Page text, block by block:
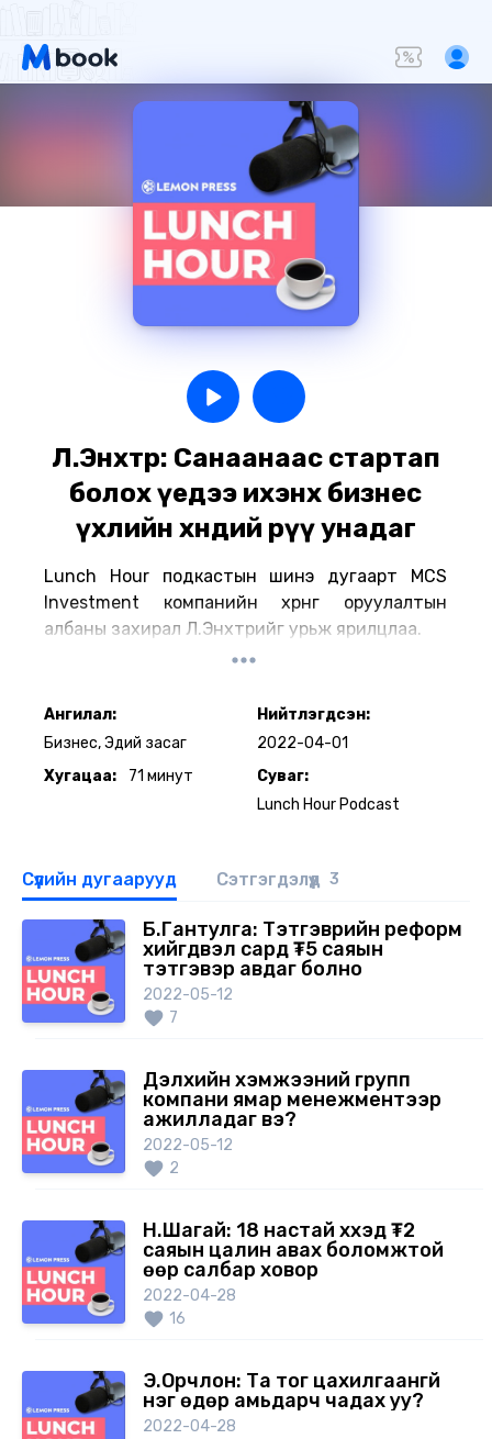
Л.Энхтөр: Санаанаас стартап
болох үедээ ихэнх бизнес
үхлийн хөндий рүү унадаг
Lunch Hour подкастын шинэ дугаарт MCS
Investment компанийн хөрөнгө оруулалтын
албаны захирал Л.Энхтөрийг урьж ярилцлаа.
Ангилал:
Бизнес, Эдий засаг
Хугацаа:
71 минут
Нийтлэгдсэн:
2022-04-01
Суваг:
Lunch Hour Podcast
Сүүлийн дугаарууд Сэтгэгдэлүүд 3
Б.Гантулга: Тэтгэврийн реформ
хийгдвэл сард ₮5 саяын
тэтгэвэр авдаг болно
2022-05-12
7
Дэлхийн хэмжээний групп
компани ямар менежментээр
ажилладаг вэ?
2022-05-12
2
Н.Шагай: 18 настай хүүхэд ₮2
саяын цалин авах боломжтой
өөр салбар ховор
2022-04-28
16
Э.Орчлон: Та тог цахилгаангүй
нэг өдөр амьдарч чадах уу?
2022-04-28